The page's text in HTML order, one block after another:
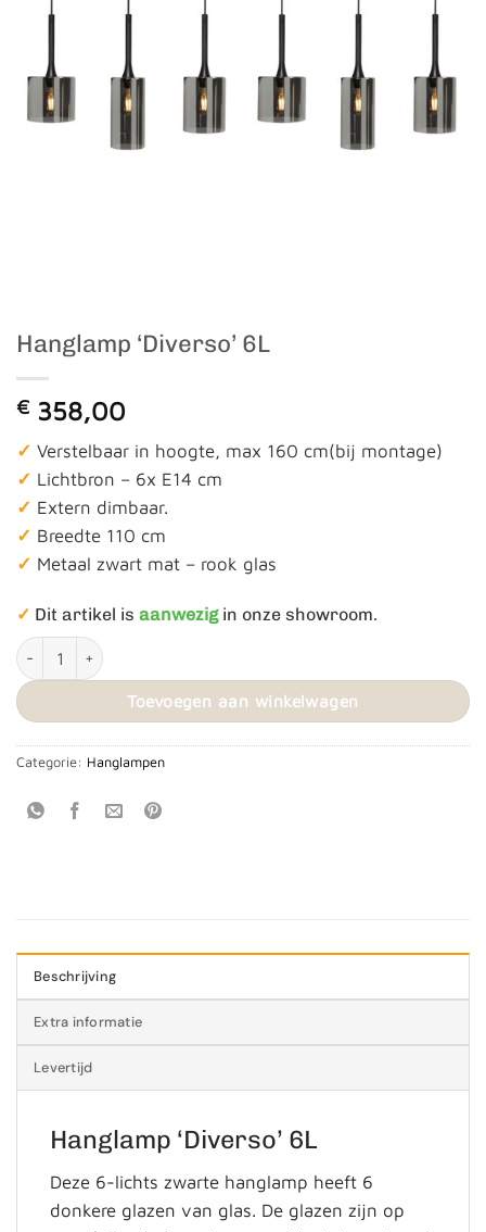
Hanglamp ‘Diverso’ 6L
€ 358,00
✓ Verstelbaar in hoogte, max 160 cm(bij montage)
✓ Lichtbron – 6x E14 cm
✓ Extern dimbaar.
✓ Breedte 110 cm
✓ Metaal zwart mat – rook glas
✓ Dit artikel is aanwezigin onze showroom.
Hanglamp ‘Diverso’ 6L aantal
Toevoegen aan winkelwagen
Categorie: Hanglampen
Beschrijving
Extra informatie
Levertijd
Hanglamp ‘Diverso’ 6L
Deze 6-lichts zwarte hanglamp heeft 6
donkere glazen van glas. De glazen zijn op